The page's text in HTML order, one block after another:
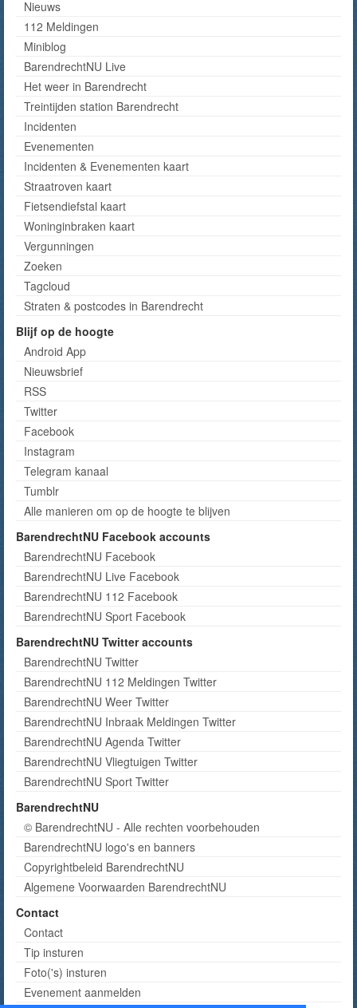
Nieuws
112 Meldingen
Miniblog
BarendrechtNU Live
Het weer in Barendrecht
Treintijden station Barendrecht
Incidenten
Evenementen
Incidenten & Evenementen kaart
Straatroven kaart
Fietsendiefstal kaart
Woninginbraken kaart
Vergunningen
Zoeken
Tagcloud
Straten & postcodes in Barendrecht
Blijf op de hoogte
Android App
Nieuwsbrief
RSS
Twitter
Facebook
Instagram
Telegram kanaal
Tumblr
Alle manieren om op de hoogte te blijven
BarendrechtNU Facebook accounts
BarendrechtNU Facebook
BarendrechtNU Live Facebook
BarendrechtNU 112 Facebook
BarendrechtNU Sport Facebook
BarendrechtNU Twitter accounts
BarendrechtNU Twitter
BarendrechtNU 112 Meldingen Twitter
BarendrechtNU Weer Twitter
BarendrechtNU Inbraak Meldingen Twitter
BarendrechtNU Agenda Twitter
BarendrechtNU Vliegtuigen Twitter
BarendrechtNU Sport Twitter
BarendrechtNU
© BarendrechtNU - Alle rechten voorbehouden
BarendrechtNU logo's en banners
Copyrightbeleid BarendrechtNU
Algemene Voorwaarden BarendrechtNU
Contact
Contact
Tip insturen
Foto('s) insturen
Evenement aanmelden